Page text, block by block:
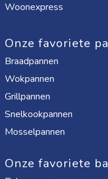
Woonexpress
Onze favoriete
Braadpannen
Wokpannen
Grillpannen
Snelkookpannen
Mosselpannen
Onze favoriete